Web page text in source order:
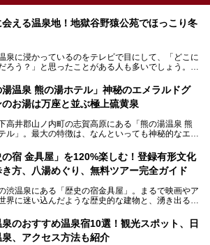
える温泉地！地獄谷野猿公苑でほっこり冬
泉に浸かっているのをテレビで目にして、「どこに
ろう？」と思ったことがある人も多いでしょう。
ましい光景は、長野県にある「地獄谷野猿公苑」で
もので、野生のサルが雪景色の中で温泉に浸かる姿
観察できます。
は、地獄谷野猿公苑の魅力や見どころ、サルと温泉
性、地獄谷周辺の観光スポットについて紹介しま
野生のサルを観察する貴重な自然体験と温泉をあわせ
たい人は、ぜひ参考にしてください。
湯温泉 熊の湯ホテル」神秘のエメラルドグ
のお湯は万座と並ぶ極上硫黄泉
高井郡山ノ内町の志賀高原にある「熊の湯温泉 熊
ル」。最大の特徴は、なんといっても神秘的なエメ
トするファンも多い温泉です。冬はスキーと一緒に楽
い極上の温泉を紹介します。
の宿 金具屋」を120%楽しむ！登録有形文化
き方、八湯めぐり、無料ツアー完全ガイド
渋温泉にある「歴史の宿金具屋」。まるで映画やア
界に迷い込んだような歴史的な建物と、湧き出る温
で楽しみたいですよね。この記事では、金具屋での
高の思い出にするための「楽しみ方」を徹底的にご
す！
のおすすめ温泉宿10選！観光スポット、日
泉、アクセス方法も紹介